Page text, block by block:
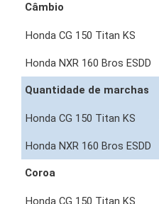
Câmbio
Quantidade de marchas
Coroa